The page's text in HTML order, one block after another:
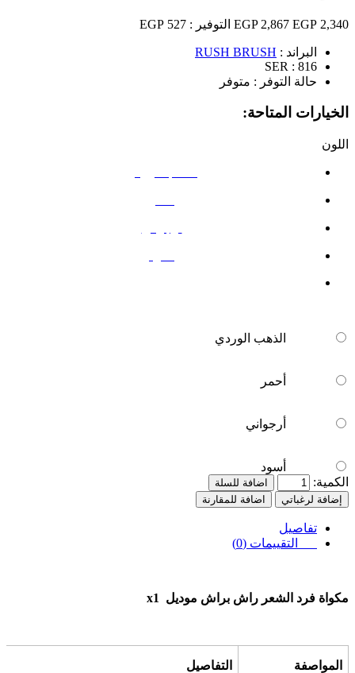
2,340 EGP
2,867 EGP التوفير : 527 EGP
البراند : RUSH BRUSH
SER : 816
حالة التوفر : متوفر
الخيارات المتاحة:
اللون
الذهب الوردي
أحمر
أرجواني
أسود
الكمية:
اضافة للسلة
إضافة لرغباتي
اضافة للمقارنة
تفاصيل
التقييمات (0)
مكواة فرد الشعر راش براش موديل x1
المواصفة التفاصيل